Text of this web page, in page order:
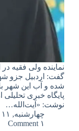
نماینده ولی فقیه
گفت: اردبیل جزو
شده و آب این شهر
پایگاه خبری تحلیلی
نوشت: «آیت‌الله…
چهارشنبه, ۱۱ بهمن ۱۴۰۲ – ۱۷:۵۷
۱ Comment